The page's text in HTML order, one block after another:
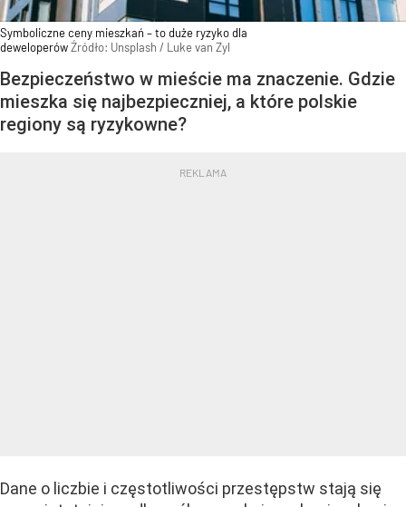
Symboliczne ceny mieszkań – to duże ryzyko dla
deweloperówŹródło: Unsplash / Luke van Zyl
Bezpieczeństwo w mieście ma znaczenie. Gdzie
mieszka się najbezpieczniej, a które polskie
regiony są ryzykowne?
Dane o liczbie i częstotliwości przestępstw stają się